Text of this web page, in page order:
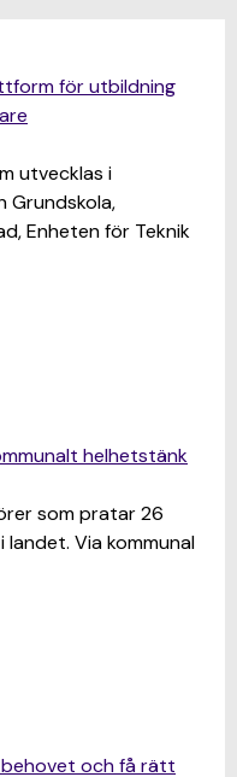
för utbildning
utvecklas i
Grundskola,
Enheten för Teknik
helhetstänk
som pratar 26
Via kommunal
och få rätt